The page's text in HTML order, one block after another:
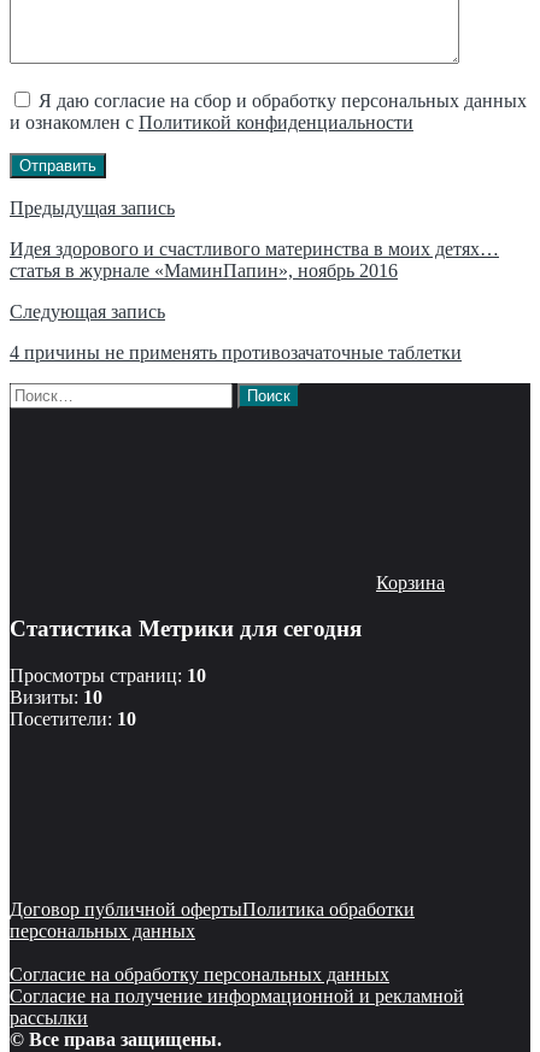
Я даю согласие на сбор и обработку персональных данных
и ознакомлен с Политикой конфиденциальности
Отправить
Навигация
по
записям
Предыдущая запись
Идея здорового и счастливого материнства в моих детях…
статья в журнале «МаминПапин», ноябрь 2016
Следующая запись
4 причины не применять противозачаточные таблетки
Найти:
Корзина
Статистика Метрики для сегодня
Просмотры страниц: 10
Визиты: 10
Посетители: 10
Договор публичной офертыПолитика обработки
персональных данных
Согласие на обработку персональных данных
Согласие на получение информационной и рекламной
рассылки
© Все права защищены.